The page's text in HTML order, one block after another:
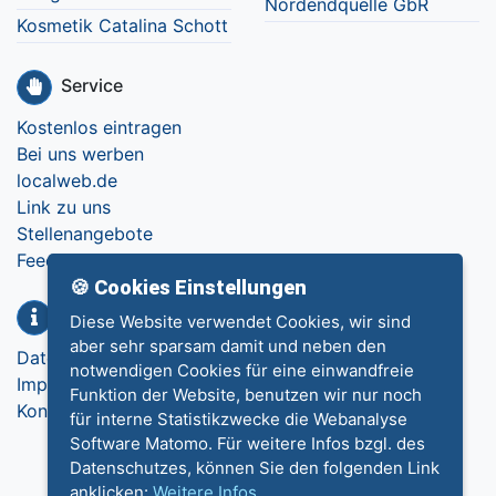
Kosmetik Catalina Schott
Service
Kostenlos eintragen
Bei uns werben
localweb.de
Link zu uns
Stellenangebote
Feedback
Info
Datenschutz
Impressum
Kontakt
🍪 Cookies Einstellungen
Diese Website verwendet Cookies, wir sind
aber sehr sparsam damit und neben den
notwendigen Cookies für eine einwandfreie
Funktion der Website, benutzen wir nur noch
für interne Statistikzwecke die Webanalyse
Software Matomo. Für weitere Infos bzgl. des
Datenschutzes, können Sie den folgenden Link